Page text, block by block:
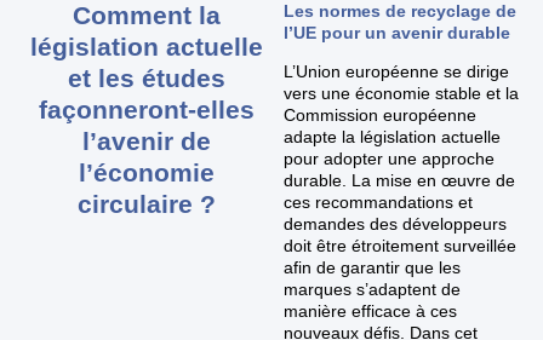
Comment la
législation actuelle
et les études
façonneront-elles
l’avenir de
l’économie
circulaire ?
Les normes de recyclage de
l’UE pour un avenir durable
L’Union européenne se dirige
vers une économie stable et la
Commission européenne
adapte la législation actuelle
pour adopter une approche
durable. La mise en œuvre de
ces recommandations et
demandes des développeurs
doit être étroitement surveillée
afin de garantir que les
marques s’adaptent de
manière efficace à ces
nouveaux défis. Dans cet